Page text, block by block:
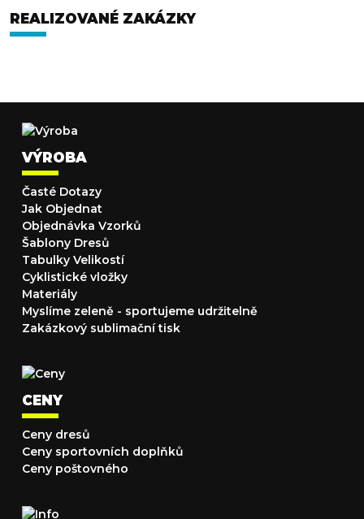
REALIZOVANÉ ZAKÁZKY
VÝROBA
Časté Dotazy
Jak Objednat
Objednávka Vzorků
Šablony Dresů
Tabulky Velikostí
Cyklistické vložky
Materiály
Myslíme zeleně - sportujeme udržitelně
Zakázkový sublimační tisk
CENY
Ceny dresů
Ceny sportovních doplňků
Ceny poštovného